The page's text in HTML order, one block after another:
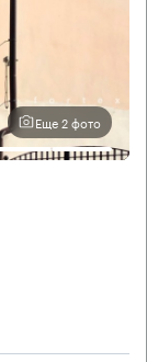
Еще 2 фото